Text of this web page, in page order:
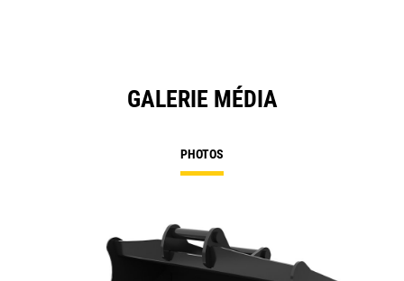
GALERIE MÉDIA
PHOTOS